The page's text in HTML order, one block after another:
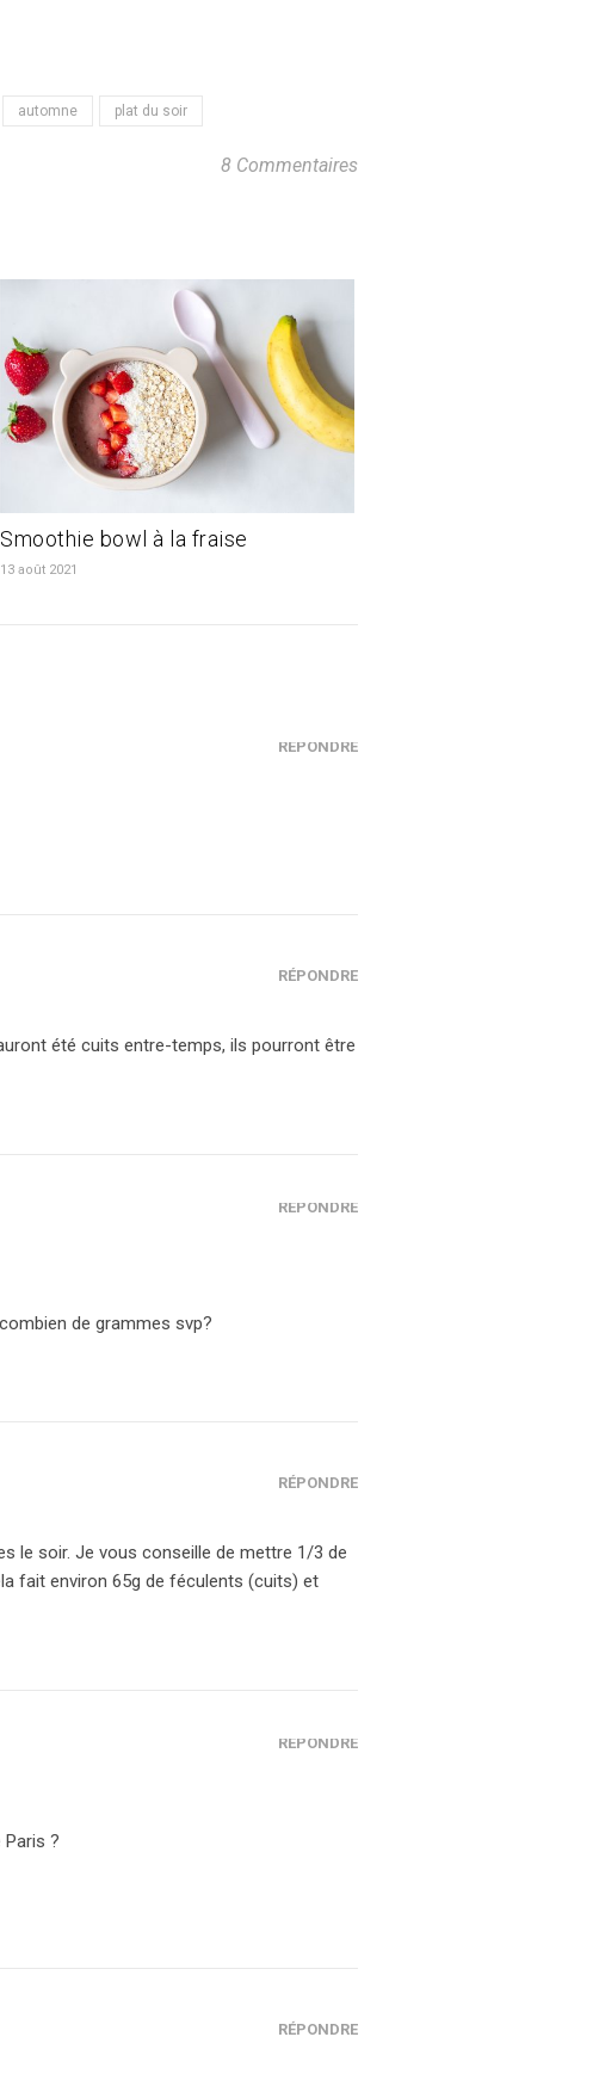
automne plat du soir
8 Commentaires
Smoothie bowl à la fraise
13 août 2021
RÉPONDRE
RÉPONDRE
été cuits entre-temps, ils pourront être
RÉPONDRE
de grammes svp?
RÉPONDRE
le soir. Je vous conseille de mettre 1/3 de
fait environ 65g de féculents (cuits) et
RÉPONDRE
?
RÉPONDRE